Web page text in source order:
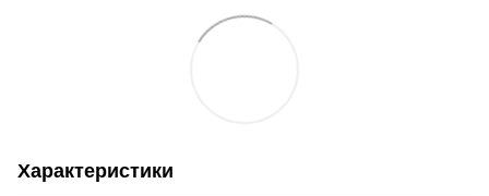
Характеристики